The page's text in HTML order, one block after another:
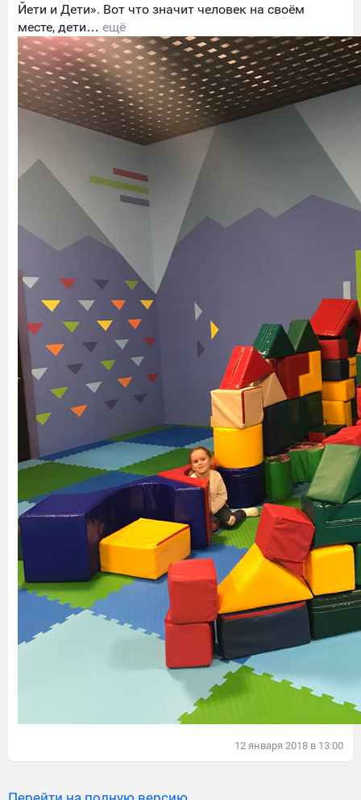
Йети и Дети». Вот что значит человек на своём
месте, дети… ещё
12 января 2018 в 13:00